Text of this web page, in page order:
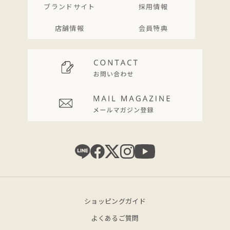
ブランドサイト 採用情報
店舗情報 会員特典
ショッピングガイド
よくあるご質問